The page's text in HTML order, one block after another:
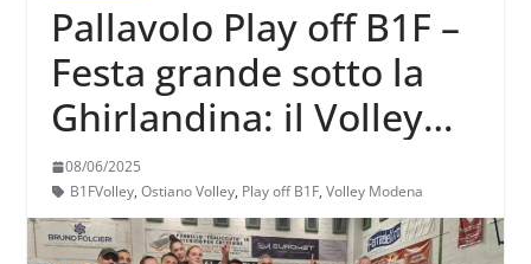
Pallavolo Play off B1F –
Festa grande sotto la
Ghirlandina: il Volley
Modena promosso in
Serie A2
08/06/2025
B1FVolley, Ostiano Volley, Play off B1F, Volley Modena